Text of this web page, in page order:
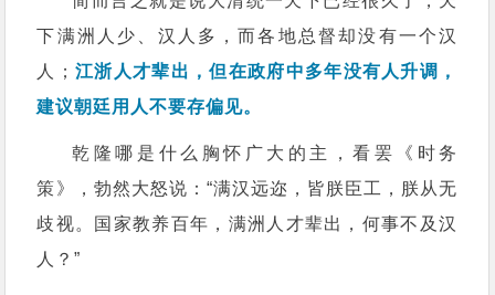
下满洲人少、汉人多，而各地总督却没有一个汉
人； 江浙人才辈出，但在政府中多年没有人升调，
建议朝廷用人不要存偏见。
乾隆哪是什么胸怀广大的主，看罢《时务
策》，勃然大怒说：“满汉远迩，皆朕臣工，朕从无
歧视。国家教养百年，满洲人才辈出，何事不及汉
人？”